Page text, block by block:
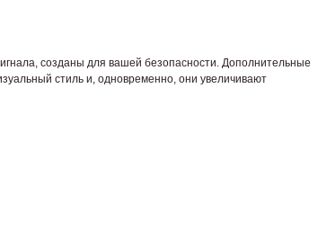
созданы для вашей безопасности. Дополнительные
стиль и, одновременно, они увеличивают